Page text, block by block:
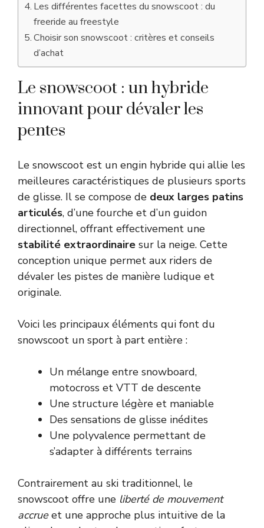
Les différentes facettes du snowscoot : du
freeride au freestyle
Choisir son snowscoot : critères et conseils
d’achat
Le snowscoot : un hybride
innovant pour dévaler les
pentes
Le snowscoot est un engin hybride qui allie les
meilleures caractéristiques de plusieurs sports
de glisse. Il se compose de deux larges patins
articulés, d’une fourche et d’un guidon
directionnel, offrant effectivement une
stabilité extraordinaire sur la neige. Cette
conception unique permet aux riders de
dévaler les pistes de manière ludique et
originale.
Voici les principaux éléments qui font du
snowscoot un sport à part entière :
Un mélange entre snowboard,
motocross et VTT de descente
Une structure légère et maniable
Des sensations de glisse inédites
Une polyvalence permettant de
s’adapter à différents terrains
Contrairement au ski traditionnel, le
snowscoot offre une liberté de mouvement
accrueet une approche plus intuitive de la